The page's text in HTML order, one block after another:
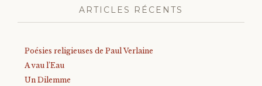
ARTICLES RÉCENTS
Poésies religieuses de Paul Verlaine
A vau l’Eau
Un Dilemme